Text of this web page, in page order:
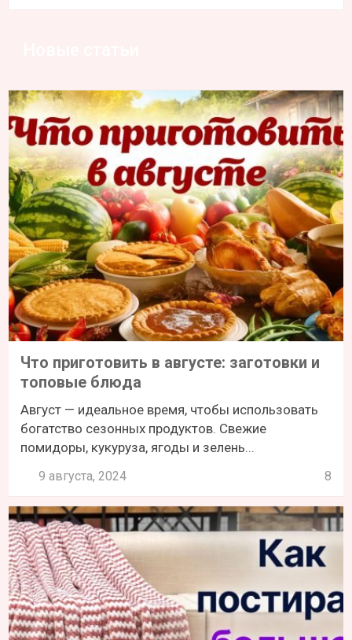
Что приготовить в августе: заготовки и
топовые блюда
Август — идеальное время, чтобы использовать
богатство сезонных продуктов. Свежие
помидоры, кукуруза, ягоды и зелень...
9 августа, 2024 8